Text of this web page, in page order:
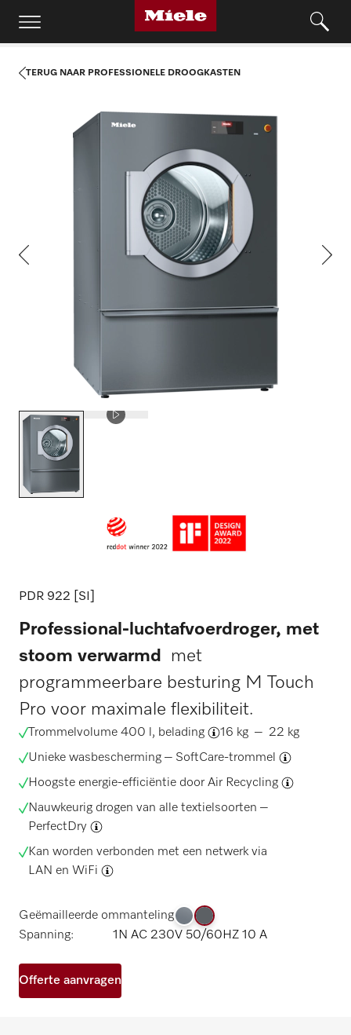
TERUG NAAR PROFESSIONELE DROOGKASTEN
PDR 922 [SI]
Professional-luchtafvoerdroger, met
stoom verwarmd
met
programmeerbare besturing M Touch
Pro voor maximale flexibiliteit.
Trommelvolume 400 l, belading
16 kg – 22 kg
Unieke wasbescherming – SoftCare-trommel
Hoogste energie-efficiëntie doorAir Recycling
Nauwkeurig drogen van alle textielsoorten –
PerfectDry
Kan worden verbonden met een netwerk via
LAN en WiFi
Geëmailleerde ommanteling
Spanning:
1N AC 230V 50/60HZ 10 A
Offerte aanvragen